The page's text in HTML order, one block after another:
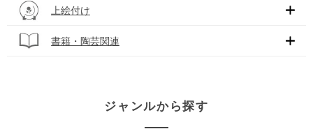
上絵付け
書籍・陶芸関連
ジャンルから探す